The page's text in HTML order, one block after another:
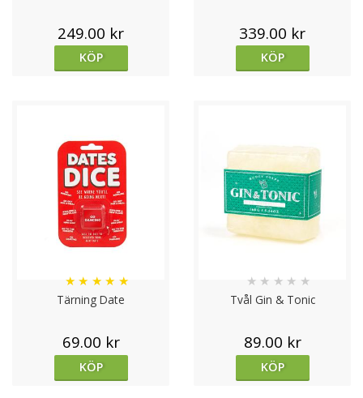
249.00 kr
KÖP
339.00 kr
KÖP
Tärning Date
★ ★ ★ ★ ★
69.00 kr
KÖP
Tvål Gin & Tonic
★ ★ ★ ★ ★
89.00 kr
KÖP